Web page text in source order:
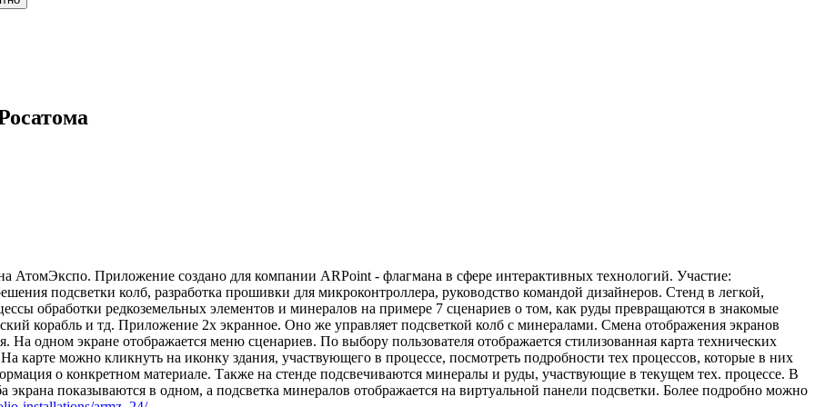
АтомЭкспо. Приложение создано для компании ARPoint - флагмана в сфере интерактивных технологий. Участие:
подсветки колб, разработка прошивки для микроконтроллера, руководство командой дизайнеров. Стенд в легкой,
обработки редкоземельных элементов и минералов на примере 7 сценариев о том, как руды превращаются в знакомые
корабль и тд. Приложение 2х экранное. Оно же управляет подсветкой колб с минералами. Смена отображения экранов
На одном экране отображается меню сценариев. По выбору пользователя отображается стилизованная карта технических
карте можно кликнуть на иконку здания, участвующего в процессе, посмотреть подробности тех процессов, которые в них
о конкретном материале. Также на стенде подсвечиваются минералы и руды, участвующие в текущем тех. процессе. В
показываются в одном, а подсветка минералов отображается на виртуальной панели подсветки. Более подробно можно